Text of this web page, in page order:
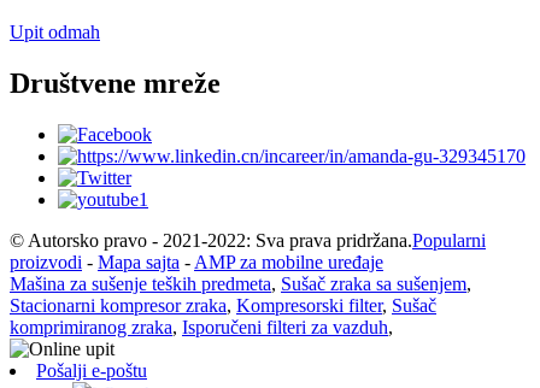
Upit odmah
Društvene mreže
© Autorsko pravo - 2021-2022: Sva prava pridržana.Popularni
proizvodi - Mapa sajta - AMP za mobilne uređaje
Mašina za sušenje teških predmeta, Sušač zraka sa sušenjem,
Stacionarni kompresor zraka, Kompresorski filter, Sušač
komprimiranog zraka, Isporučeni filteri za vazduh,
Pošalji e-poštu